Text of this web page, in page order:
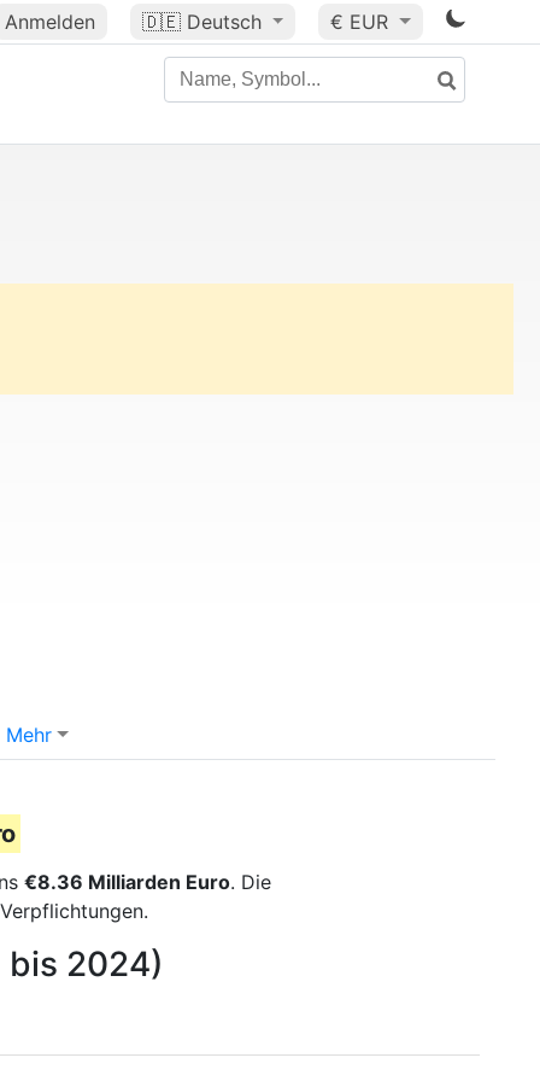
Anmelden 🇩🇪 Deutsch € EUR
Mehr
€8.36 Milliarden Euro. Die
2024)